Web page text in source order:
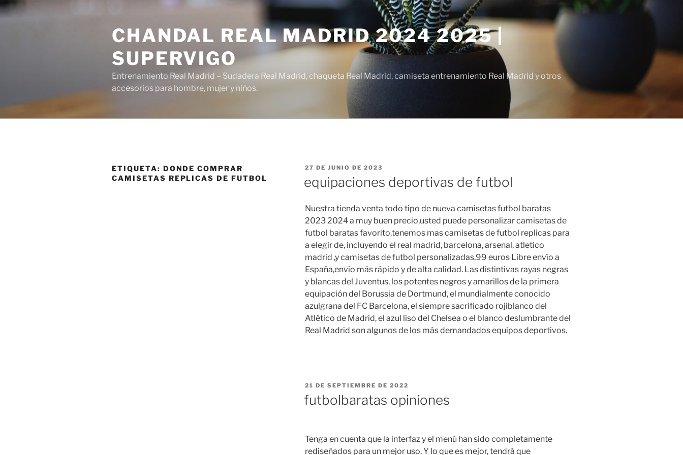
Saltar
al
CHANDAL REAL MADRID 2024 2025 |
SUPERVIGO
Entrenamiento Real Madrid – Sudadera Real Madrid, chaqueta Real Madrid, camiseta entrenamiento Real Madrid y otros
accesorios para hombre, mujer y niños.
ETIQUETA: DONDE COMPRAR
CAMISETAS REPLICAS DE FUTBOL
PUBLICADO
27 DE JUNIO DE 2023
equipaciones deportivas de futbol
Nuestra tienda venta todo tipo de nueva camisetas futbol baratas
2023 2024 a muy buen precio,usted puede personalizar camisetas de
futbol baratas favorito,tenemos mas camisetas de futbol replicas para
a elegir de, incluyendo el real madrid, barcelona, arsenal, atletico
madrid ,y camisetas de futbol personalizadas,99 euros Libre envío a
España,envío más rápido y de alta calidad. Las distintivas rayas negras
y blancas del Juventus, los potentes negros y amarillos de la primera
equipación del Borussia de Dortmund, el mundialmente conocido
azulgrana del FC Barcelona, el siempre sacrificado rojiblanco del
Atlético de Madrid, el azul liso del Chelsea o el blanco deslumbrante del
Real Madrid son algunos de los más demandados equipos deportivos.
PUBLICADO
EL
21 DE SEPTIEMBRE DE 2022
futbolbaratas opiniones
Tenga en cuenta que la interfaz y el menú han sido completamente
rediseñados para un mejor uso. Y lo que es mejor, tendrá que